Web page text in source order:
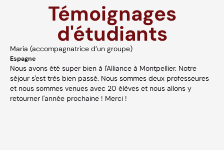
Témoignages
d'étudiants
Maria (accompagnatrice d’un groupe)
Espagne
Nous avons été super bien à l'Alliance à Montpellier. Notre
séjour s'est très bien passé. Nous sommes deux professeures
et nous sommes venues avec 20 élèves et nous allons y
retourner l'année prochaine ! Merci !